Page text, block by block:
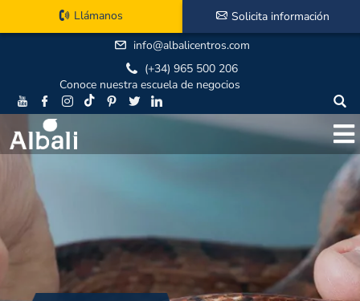
info@albalicentros.com
(+34) 965 500 206
Conoce nuestra escuela de negocios
Llámanos Solicita información